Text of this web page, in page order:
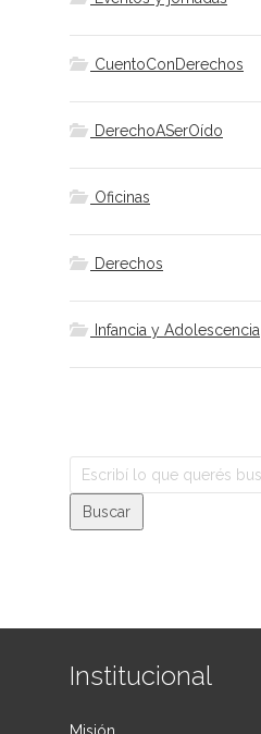
CuentoConDerechos
DerechoASerOído
Oficinas
Derechos
Infancia y Adolescencia
Institucional